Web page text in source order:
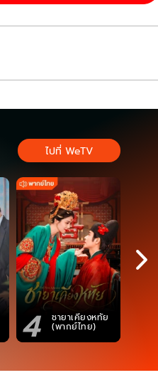
4 ชายาเคียงหทัย
(พากย์ไทย) 5
ไปที่ WeTV